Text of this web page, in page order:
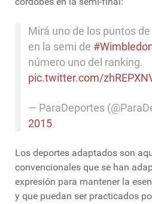
Mirá uno de los puntos de
en la semi de
número uno del ranking.
pic.twitter.com/
— ParaDeportes
2015
Los deportes adaptados son
convencionales que se han
expresión para mantener la
y que puedan ser practicados